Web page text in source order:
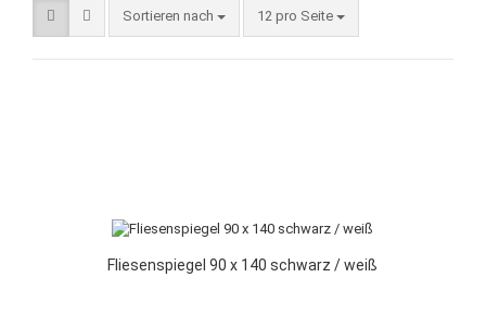
Sortieren nach 12 pro Seite
Fliesenspiegel 90 x 140 schwarz / weiß